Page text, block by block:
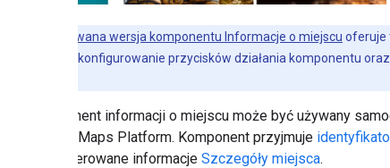
Zaawansowana wersja komponentu Informacje o miejscu oferuje
programistom konfigurowanie przycisków działania komponentu
Komponent informacji o miejscu może być używany
Google Maps Platform. Komponent przyjmuje
wyrenderowane informacje Szczegóły miejsca.